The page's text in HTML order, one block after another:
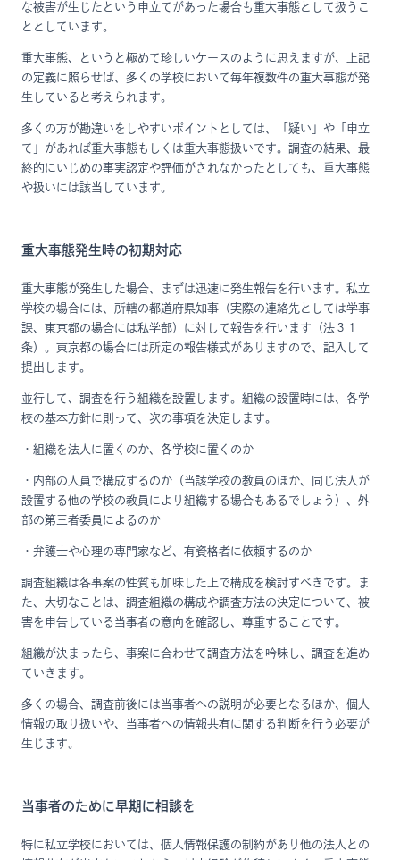
な被害が生じたという申立てがあった場合も重大事態として扱うこ
ととしています。
重大事態、というと極めて珍しいケースのように思えますが、上記
の定義に照らせば、多くの学校において毎年複数件の重大事態が発
生していると考えられます。
多くの方が勘違いをしやすいポイントとしては、「疑い」や「申立
て」があれば重大事態もしくは重大事態扱いです。調査の結果、最
終的にいじめの事実認定や評価がされなかったとしても、重大事態
や扱いには該当しています。
重大事態発生時の初期対応
重大事態が発生した場合、まずは迅速に発生報告を行います。私立
学校の場合には、所轄の都道府県知事（実際の連絡先としては学事
課、東京都の場合には私学部）に対して報告を行います（法３１
条）。東京都の場合には所定の報告様式がありますので、記入して
提出します。
並行して、調査を行う組織を設置します。組織の設置時には、各学
校の基本方針に則って、次の事項を決定します。
・組織を法人に置くのか、各学校に置くのか
・内部の人員で構成するのか（当該学校の教員のほか、同じ法人が
設置する他の学校の教員により組織する場合もあるでしょう）、外
部の第三者委員によるのか
・弁護士や心理の専門家など、有資格者に依頼するのか
調査組織は各事案の性質も加味した上で構成を検討すべきです。ま
た、大切なことは、調査組織の構成や調査方法の決定について、被
害を申告している当事者の意向を確認し、尊重することです。
組織が決まったら、事案に合わせて調査方法を吟味し、調査を進め
ていきます。
多くの場合、調査前後には当事者への説明が必要となるほか、個人
情報の取り扱いや、当事者への情報共有に関する判断を行う必要が
生じます。
当事者のために早期に相談を
特に私立学校においては、個人情報保護の制約があり他の法人との